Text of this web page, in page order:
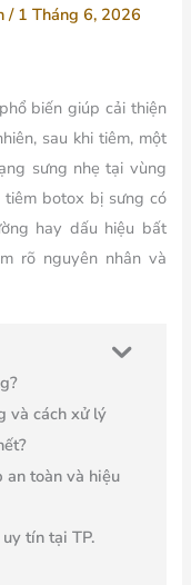
/ 1 Tháng 6, 2026
biến giúp cải thiện
sau khi tiêm, một
sưng nhẹ tại vùng
botox bị sưng có
hay dấu hiệu bất
rõ nguyên nhân và
và cách xử lý
toàn và hiệu
tín tại TP.